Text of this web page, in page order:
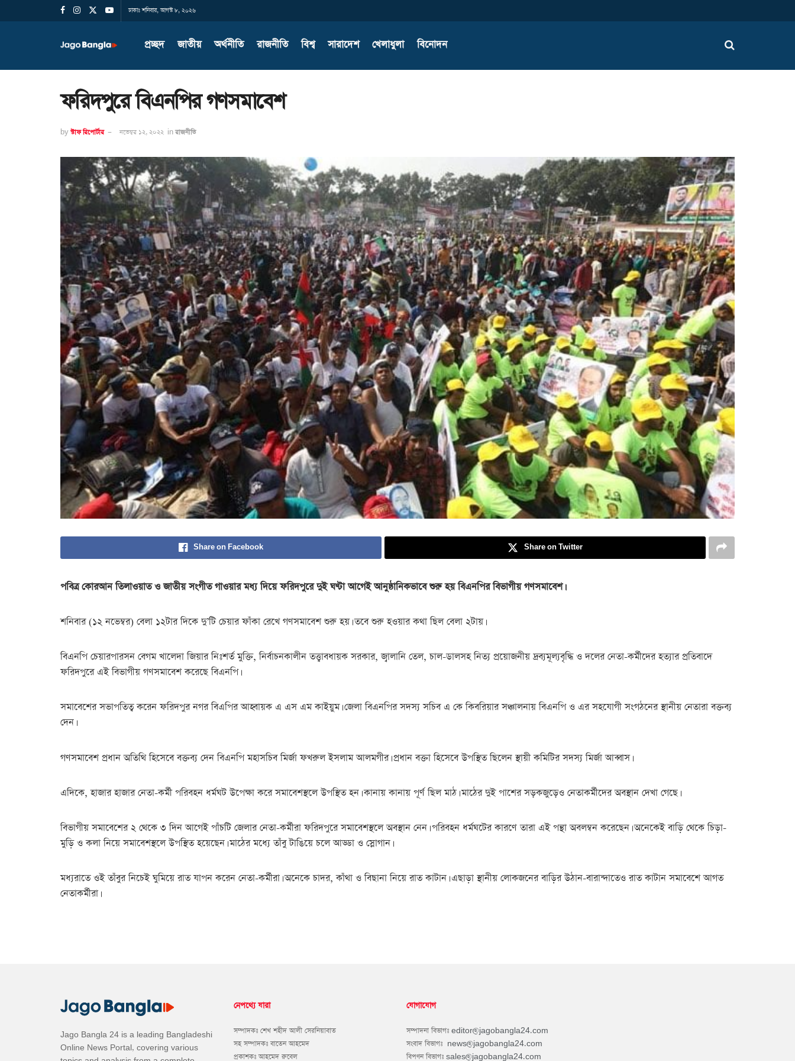
ঢাকাঃ শনিবার, আগস্ট ৮, ২০২৬
প্রচ্ছদ জাতীয় অর্থনীতি রাজনীতি বিশ্ব সারাদেশ খেলাধুলা বিনোদন
ফরিদপুরে বিএনপির গণসমাবেশ
by স্টাফ রিপোর্টার নভেম্বর ১২, ২০২২ in রাজনীতি
Share on Facebook Share on Twitter
পবিত্র কোরআন তিলাওয়াত ও জাতীয় সংগীত গাওয়ার মধ্য দিয়ে ফরিদপুরে দুই ঘণ্টা আগেই আনুষ্ঠানিকভাবে শুরু হয় বিএনপির বিভাগীয় গণসমাবেশ।
শনিবার (১২ নভেম্বর) বেলা ১২টার দিকে দু’টি চেয়ার ফাঁকা রেখে গণসমাবেশ শুরু হয়। তবে শুরু হওয়ার কথা ছিল বেলা ২টায়।
বিএনপি চেয়ারপারসন বেগম খালেদা জিয়ার নিঃশর্ত মুক্তি, নির্বাচনকালীন তত্ত্বাবধায়ক সরকার, জ্বালানি তেল, চাল-ডালসহ নিত্য প্রয়োজনীয় দ্রব্যমূল্যবৃদ্ধি ও দলের নেতা-কর্মীদের হত্যার প্রতিবাদে
ফরিদপুরে এই বিভাগীয় গণসমাবেশ করেছে বিএনপি।
সমাবেশের সভাপতিত্ব করেন ফরিদপুর নগর বিএপির আহ্বায়ক এ এস এম কাইয়ুম। জেলা বিএনপির সদস্য সচিব এ কে কিবরিয়ার সঞ্চালনায় বিএনপি ও এর সহযোগী সংগঠনের স্থানীয় নেতারা বক্তব্য
দেন।
গণসমাবেশ প্রধান অতিথি হিসেবে বক্তব্য দেন বিএনপি মহাসচিব মির্জা ফখরুল ইসলাম আলমগীর। প্রধান বক্তা হিসেবে উপস্থিত ছিলেন স্থায়ী কমিটির সদস্য মির্জা আব্বাস।
এদিকে, হাজার হাজার নেতা-কর্মী পরিবহন ধর্মঘট উপেক্ষা করে সমাবেশস্থলে উপস্থিত হন। কানায় কানায় পূর্ণ ছিল মাঠ। মাঠের দুই পাশের সড়কজুড়েও নেতাকর্মীদের অবস্থান দেখা গেছে।
বিভাগীয় সমাবেশের ২ থেকে ৩ দিন আগেই পাঁচটি জেলার নেতা-কর্মীরা ফরিদপুরে সমাবেশস্থলে অবস্থান নেন। পরিবহন ধর্মঘটের কারণে তারা এই পন্থা অবলম্বন করেছেন। অনেকেই বাড়ি থেকে চিড়া-
মুড়ি ও কলা নিয়ে সমাবেশস্থলে উপস্থিত হয়েছেন। মাঠের মধ্যে তাঁবু টাঙিয়ে চলে আড্ডা ও স্লোগান।
মধ্যরাতে ওই তাঁবুর নিচেই ঘুমিয়ে রাত যাপন করেন নেতা-কর্মীরা। অনেকে চাদর, কাঁথা ও বিছানা নিয়ে রাত কাটান। এছাড়া স্থানীয় লোকজনের বাড়ির উঠান-বারান্দাতেও রাত কাটান সমাবেশে আগত
নেতাকর্মীরা।
Jago Bangla 24 is a leading Bangladeshi
Online News Portal, covering various
নেপথ্যে যারা
সম্পাদকঃ শেখ শহীদ আলী সেরনিয়াবাত
সহ সম্পাদকঃ বাতেন আহমেদ
প্রকাশকঃ আহমেদ রুবেল
যোগাযোগ
সম্পাদনা বিভাগঃ editor@jagobangla24.com
সংবাদ বিভাগঃ news@jagobangla24.com
বিপণন বিভাগঃ sales@jagobangla24.com